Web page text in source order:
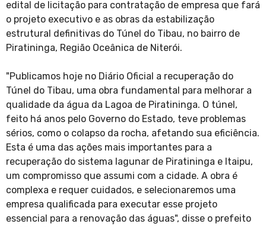
edital de licitação para contratação de empresa que fará
o projeto executivo e as obras da estabilização
estrutural definitivas do Túnel do Tibau, no bairro de
Piratininga, Região Oceânica de Niterói.
"Publicamos hoje no Diário Oficial a recuperação do
Túnel do Tibau, uma obra fundamental para melhorar a
qualidade da água da Lagoa de Piratininga. O túnel,
feito há anos pelo Governo do Estado, teve problemas
sérios, como o colapso da rocha, afetando sua eficiência.
Esta é uma das ações mais importantes para a
recuperação do sistema lagunar de Piratininga e Itaipu,
um compromisso que assumi com a cidade. A obra é
complexa e requer cuidados, e selecionaremos uma
empresa qualificada para executar esse projeto
essencial para a renovação das águas", disse o prefeito